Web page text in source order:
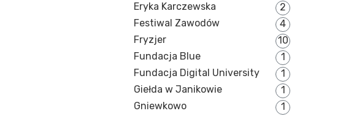
Eryka Karczewska
2
Festiwal Zawodów
4
Fryzjer
10
Fundacja Blue
1
Fundacja Digital University
1
Giełda w Janikowie
1
Gniewkowo
1